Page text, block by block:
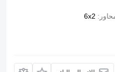
6x2